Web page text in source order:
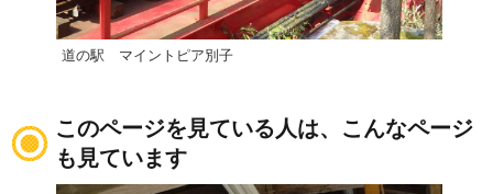
道の駅 マイントピア別子
このページを見ている人は、こんなページ
も見ています